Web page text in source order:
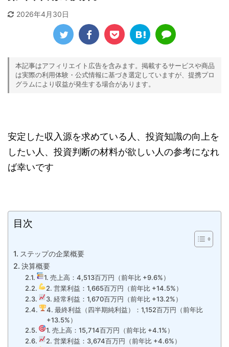
2026年4月30日
本記事はアフィリエイト広告を含みます。掲載するサービスや商品
は実際の利用体験・公式情報に基づき選定していますが、提携プロ
グラムにより収益が発生する場合があります。
安定した収入源を求めている人、投資知識の向上を
したい人、投資判断の材料が欲しい人の参考になれ
ば幸いです
目次
ステップの企業概要
決算概要
1. 売上高：4,513百万円（前年比 +9.6%）
2. 営業利益：1,665百万円（前年比 +14.5%）
3. 経常利益：1,670百万円（前年比 +13.2%）
4. 最終利益（四半期純利益）：1,152百万円（前年比
+13.5%）
1. 売上高：15,714百万円（前年比 +4.1%）
2. 営業利益：3,674百万円（前年比 +4.6%）